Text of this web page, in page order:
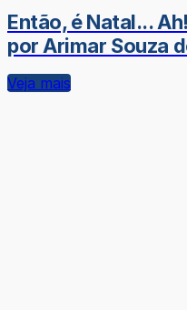
Então, é Natal...
por Arimar Souza
Veja mais